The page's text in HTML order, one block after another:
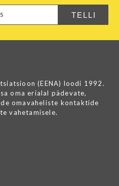
(EENA) loodi 1992.
oma erialal pädevate,
omavaheliste kontaktide
vahetamisele.